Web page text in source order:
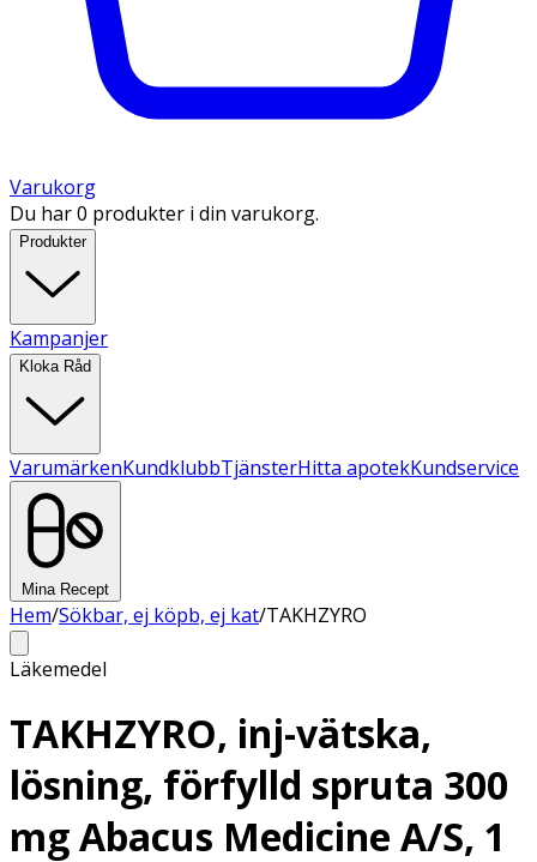
Varukorg
Du har 0 produkter i din varukorg.
Produkter
Kampanjer
Kloka Råd
VarumärkenKundklubbTjänsterHitta apotekKundservice
Mina Recept
Hem/Sökbar, ej köpb, ej kat/TAKHZYRO
Läkemedel
TAKHZYRO, inj-vätska,
lösning, förfylld spruta 300
mg Abacus Medicine A/S, 1